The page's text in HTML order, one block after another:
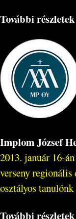
További részletek
Implom József
2013. január 16-
verseny
osztályos
További részletek